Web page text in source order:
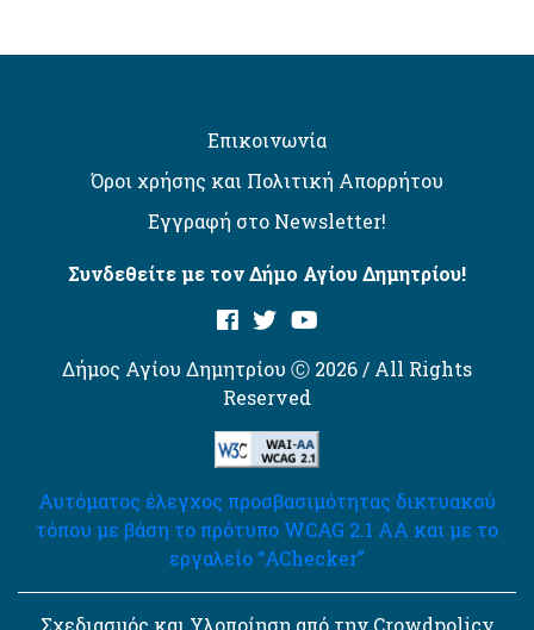
Επικοινωνία
Όροι χρήσης και Πολιτική Απορρήτου
Εγγραφή στο Newsletter!
Συνδεθείτε με τον Δήμο Αγίου Δημητρίου!
Δήμος Αγίου Δημητρίου Ⓒ 2026 / All Rights
Reserved
Αυτόματος έλεγχος προσβασιμότητας δικτυακού
τόπου με βάση το πρότυπο WCAG 2.1 AA και με το
εργαλείο “AChecker”
Σχεδιασμός και Υλοποίηση από την Crowdpolicy